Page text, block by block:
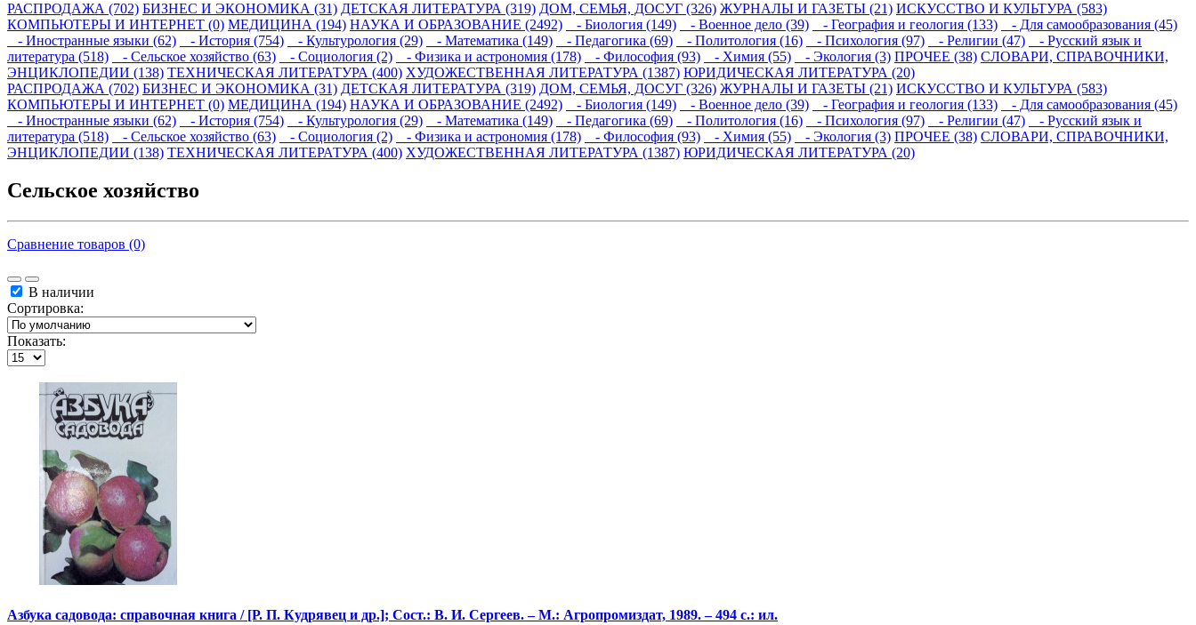
РАСПРОДАЖА (702) БИЗНЕС И ЭКОНОМИКА (31) ДЕТСКАЯ ЛИТЕРАТУРА (319) ДОМ, СЕМЬЯ, ДОСУГ (326) ЖУРНАЛЫ И ГАЗЕТЫ (21) ИСКУССТВО И КУЛЬТУРА (583)
КОМПЬЮТЕРЫ И ИНТЕРНЕТ (0) МЕДИЦИНА (194) НАУКА И ОБРАЗОВАНИЕ (2492) - Биология (149) - Военное дело (39) - География и геология (133)
- Для самообразования (45)
- Иностранные языки (62)
- История (754) - Культурология (29) - Математика (149) - Педагогика (69) - Политология (16) - Психология (97) - Религии (47)
- Русский язык и
литература (518)
- Сельское хозяйство (63) - Социология (2) - Физика и астрономия (178) - Философия (93) - Химия (55) - Экология (3) ПРОЧЕЕ (38) СЛОВАРИ, СПРАВОЧНИКИ,
ЭНЦИКЛОПЕДИИ (138) ТЕХНИЧЕСКАЯ ЛИТЕРАТУРА (400) ХУДОЖЕСТВЕННАЯ ЛИТЕРАТУРА (1387) ЮРИДИЧЕСКАЯ ЛИТЕРАТУРА (20)
РАСПРОДАЖА (702) БИЗНЕС И ЭКОНОМИКА (31) ДЕТСКАЯ ЛИТЕРАТУРА (319) ДОМ, СЕМЬЯ, ДОСУГ (326) ЖУРНАЛЫ И ГАЗЕТЫ (21) ИСКУССТВО И КУЛЬТУРА (583)
КОМПЬЮТЕРЫ И ИНТЕРНЕТ (0) МЕДИЦИНА (194) НАУКА И ОБРАЗОВАНИЕ (2492) - Биология (149) - Военное дело (39) - География и геология (133)
- Для самообразования (45)
- Иностранные языки (62)
- История (754) - Культурология (29) - Математика (149) - Педагогика (69) - Политология (16) - Психология (97) - Религии (47)
- Русский язык и
литература (518)
- Сельское хозяйство (63) - Социология (2) - Физика и астрономия (178) - Философия (93) - Химия (55) - Экология (3) ПРОЧЕЕ (38) СЛОВАРИ, СПРАВОЧНИКИ,
ЭНЦИКЛОПЕДИИ (138) ТЕХНИЧЕСКАЯ ЛИТЕРАТУРА (400) ХУДОЖЕСТВЕННАЯ ЛИТЕРАТУРА (1387) ЮРИДИЧЕСКАЯ ЛИТЕРАТУРА (20)
Сельское хозяйство
Сравнение товаров (0)
В наличии
Сортировка:
Показать:
Азбука садовода: справочная книга / [Р. П. Кудрявец и др.]; Сост.: В. И. Сергеев. – М.: Агропромиздат, 1989. – 494 с.: ил.